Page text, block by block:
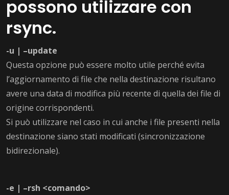
possono utilizzare con
rsync.
-u | –update
Questa opzione può essere molto utile perché evita
l’aggiornamento di file che nella destinazione risultano
avere una data di modifica più recente di quella dei file di
origine corrispondenti.
Si può utilizzare nel caso in cui anche i file presenti nella
destinazione siano stati modificati (sincronizzazione
bidirezionale).
-e | –rsh <comando>